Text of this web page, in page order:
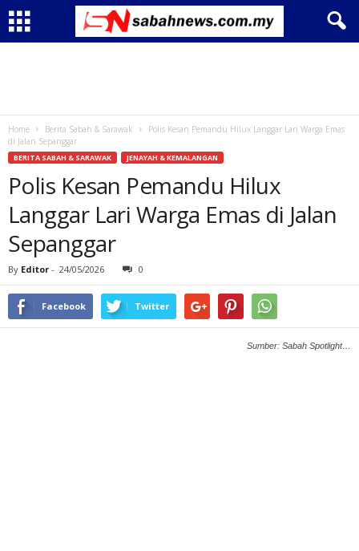
Home Berita Sabah & Sarawak
Polis Kesan Pemandu Hilux Langgar Lari Warga Emas
di Jalan Sepanggar
BERITA SABAH & SARAWAK JENAYAH & KEMALANGAN
Polis Kesan Pemandu Hilux
Langgar Lari Warga Emas di Jalan
Sepanggar
By Editor - 24/05/2026 0
Facebook Twitter
Sumber: Sabah Spotlight…